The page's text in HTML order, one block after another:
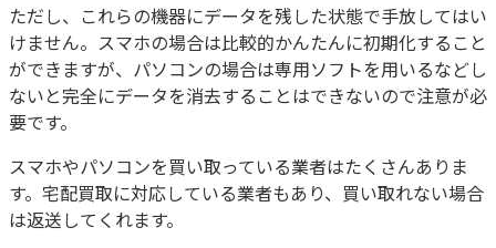
ただし、これらの機器にデータを残した状態で手放してはい
けません。スマホの場合は比較的かんたんに初期化すること
ができますが、パソコンの場合は専用ソフトを用いるなどし
ないと完全にデータを消去することはできないので注意が必
要です。
スマホやパソコンを買い取っている業者はたくさんありま
す。宅配買取に対応している業者もあり、買い取れない場合
は返送してくれます。